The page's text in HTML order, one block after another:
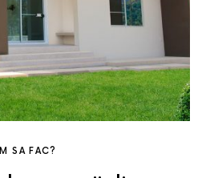
SA FAC?